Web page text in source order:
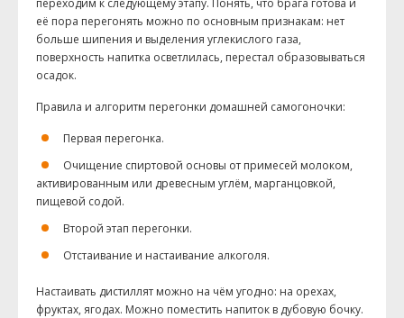
её пора перегонять можно по основным признакам: нет
больше шипения и выделения углекислого газа,
поверхность напитка осветлилась, перестал образовываться
осадок.
Правила и алгоритм перегонки домашней самогоночки:
Первая перегонка.
Очищение спиртовой основы от примесей молоком,
активированным или древесным углём, марганцовкой,
пищевой содой.
Второй этап перегонки.
Отстаивание и настаивание алкоголя.
Настаивать дистиллят можно на чём угодно: на орехах,
фруктах, ягодах. Можно поместить напиток в дубовую бочку.